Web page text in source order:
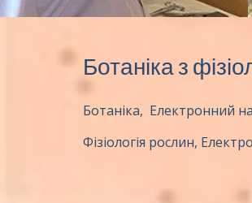
Ботаніка з
Ботаніка, Електронний
Фізіологія рослин,